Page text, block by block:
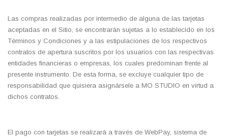
Las compras realizadas por intermedio de alguna de las tarjetas
aceptadas en el Sitio, se encontrarán sujetas a lo establecido en los
Términos y Condiciones y a las estipulaciones de los respectivos
contratos de apertura suscritos por los usuarios con las respectivas
entidades financieras o empresas, los cuales predominan frente al
presente instrumento. De esta forma, se excluye cualquier tipo de
responsabilidad que quisiera asignársele a MO STUDIO en virtud a
dichos contratos.
El pago con tarjetas se realizará a través de WebPay, sistema de